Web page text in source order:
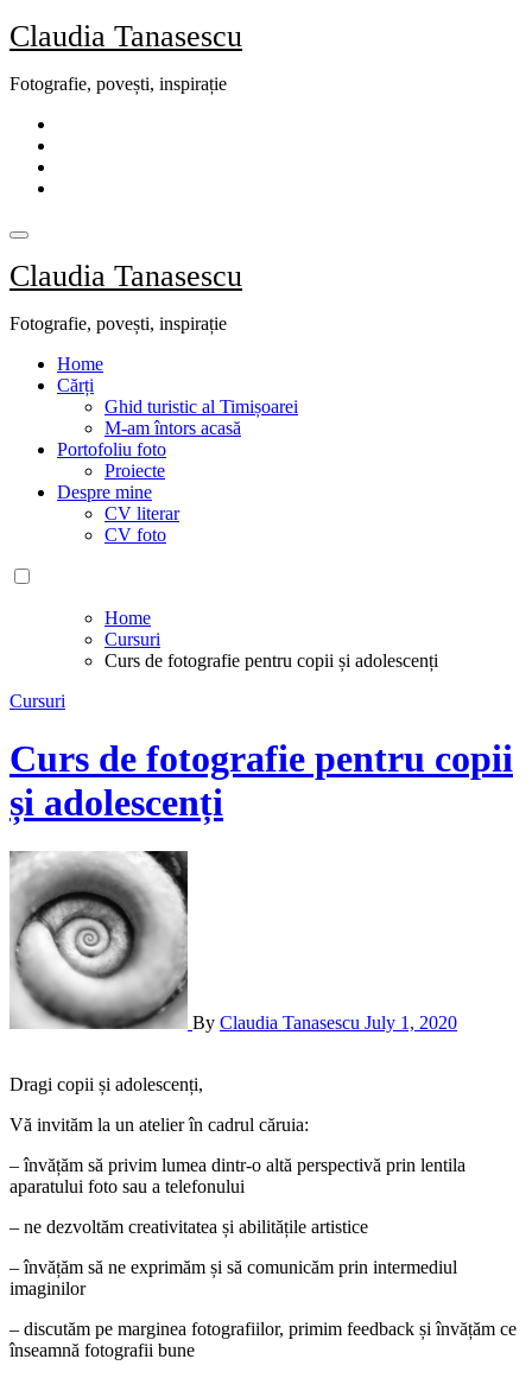
Skip
to
Claudia Tanasescu
Fotografie, povești, inspirație
Claudia Tanasescu
Fotografie, povești, inspirație
Home
Cărți
Ghid turistic al Timișoarei
M-am întors acasă
Portofoliu foto
Proiecte
Despre mine
CV literar
CV foto
Home
Cursuri
Curs de fotografie pentru copii și adolescenți
Cursuri
Curs de fotografie pentru copii
și adolescenți
By Claudia Tanasescu July 1, 2020
Dragi copii și adolescenți,
Vă invităm la un atelier în cadrul căruia:
– învățăm să privim lumea dintr-o altă perspectivă prin lentila
aparatului foto sau a telefonului
– ne dezvoltăm creativitatea și abilitățile artistice
– învățăm să ne exprimăm și să comunicăm prin intermediul
imaginilor
– discutăm pe marginea fotografiilor, primim feedback și învățăm ce
înseamnă fotografii bune